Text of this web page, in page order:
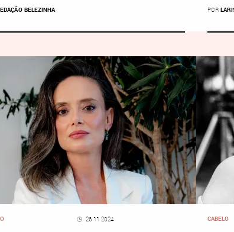
BELEZINHA POR
26 11 2024 CABELO